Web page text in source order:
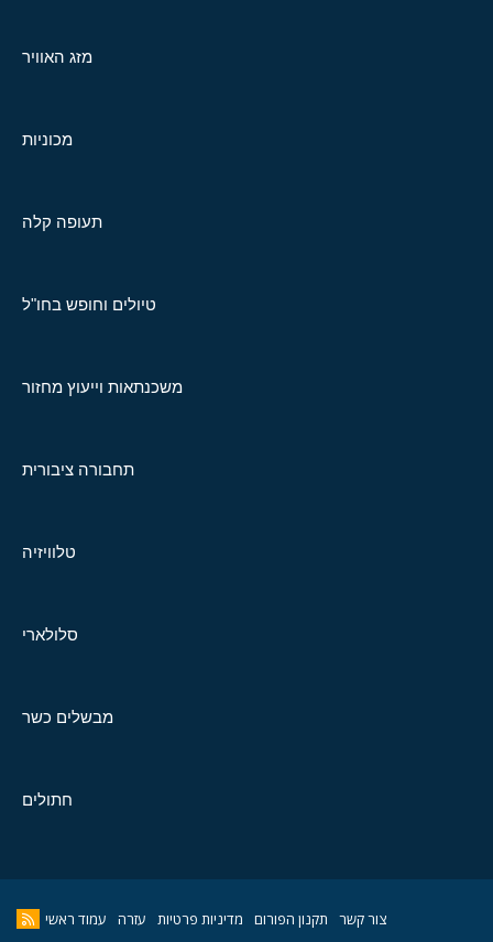
מזג האוויר
מכוניות
תעופה קלה
טיולים וחופש בחו"ל
משכנתאות וייעוץ מחזור
תחבורה ציבורית
טלוויזיה
סלולארי
מבשלים כשר
חתולים
צור קשר תקנון הפורום מדיניות פרטיות עזרה עמוד ראשי